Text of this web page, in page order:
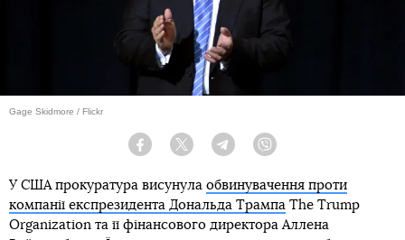
Gage Skidmore / Flickr
Facebook Twitter Telegram
У США прокуратура висунула обвинувачення проти
компанії експрезидента Дональда Трампа The Trump
Organization та її фінансового директора Аллена